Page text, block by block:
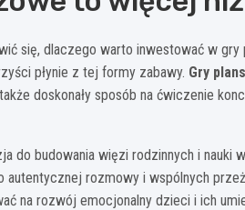
się, dlaczego warto inwestować w
płynie z tej formy zabawy. Gry
doskonały sposób na ćwiczenie
do budowania więzi rodzinnych i nauki
rozmowy i wspólnych
na rozwój emocjonalny dzieci i ich